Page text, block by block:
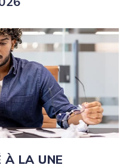
À LA UNE